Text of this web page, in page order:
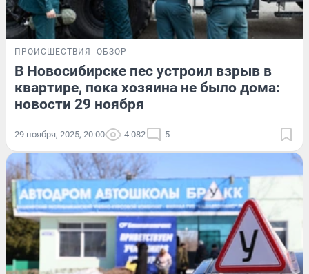
ПРОИСШЕСТВИЯ ОБЗОР
В Новосибирске пес устроил взрыв в
квартире, пока хозяина не было дома:
новости 29 ноября
29 ноября, 2025, 20:00 4 082 5